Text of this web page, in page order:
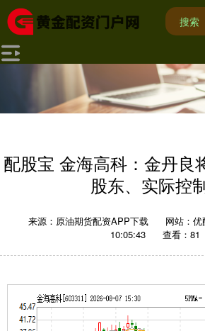
配股宝 金海高科：金丹良
股东、实际控
来源：原油期货配资APP下载 网站：优
10:05:43
查看：81